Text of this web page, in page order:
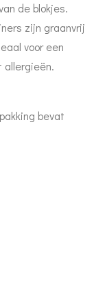
de blokjes.
zijn graanvrij
voor een
allergieën.
bevat